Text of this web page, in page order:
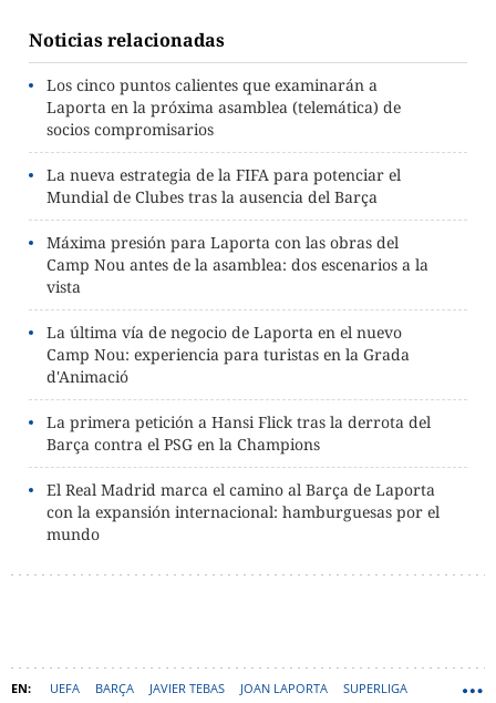
Noticias relacionadas
Los cinco puntos calientes que examinarán a
Laporta en la próxima asamblea (telemática) de
socios compromisarios
La nueva estrategia de la FIFA para potenciar el
Mundial de Clubes tras la ausencia del Barça
Máxima presión para Laporta con las obras del
Camp Nou antes de la asamblea: dos escenarios a la
vista
La última vía de negocio de Laporta en el nuevo
Camp Nou: experiencia para turistas en la Grada
d'Animació
La primera petición a Hansi Flick tras la derrota del
Barça contra el PSG en la Champions
El Real Madrid marca el camino al Barça de Laporta
con la expansión internacional: hamburguesas por el
mundo
UEFA BARÇA JAVIER TEBAS JOAN LAPORTA SUPERLIGA